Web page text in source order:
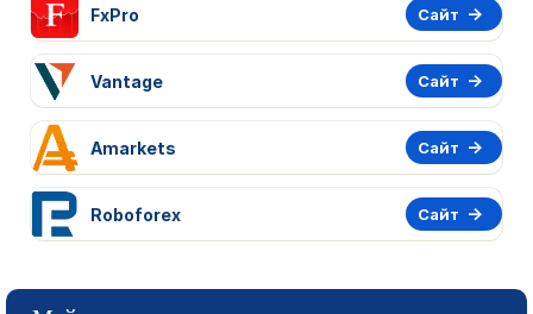
FxPro Сайт
Vantage Сайт
Amarkets Сайт
Roboforex Сайт